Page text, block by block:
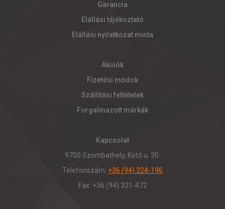
Garancia
Elállási tájékoztató
Elállási nyilatkozat minta
Akciók
Fizetési módok
Szállítási feltételek
Forgalmazott márkák
Kapcsolat
9700 Szombathely, Kötő u. 30.
Telefonszám: +36 (94) 324-196
Fax: +36 (94) 321-472